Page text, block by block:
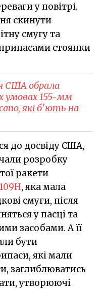
у повітрі.
скинути
смугу та
стоянки
США обрала
умовах 155-мм
які б'ють на
до досвіду США,
розробку
ракети
, яка мала
смуги, після
у пасці та
засобами. А її
бути
які мали
заглиблюватись
утворюючі